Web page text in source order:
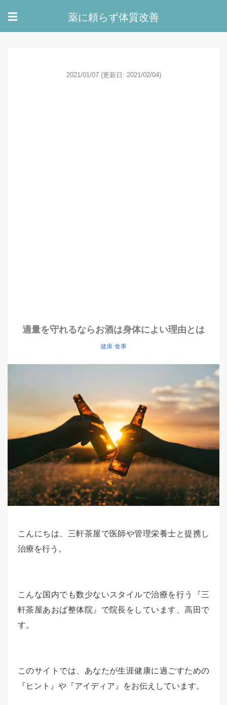
☰ 薬に頼らず体質改善
2021/01/07 (更新日: 2021/02/04)
適量を守れるならお酒は身体によい理由とは
健康 食事
こんにちは、三軒茶屋で医師や管理栄養士と提携し
治療を行う。
こんな国内でも数少ないスタイルで治療を行う『三
軒茶屋あおば整体院』で院長をしています、高田で
す。
このサイトでは、あなたが生涯健康に過ごすための
『ヒント』や『アイディア』をお伝えしています。